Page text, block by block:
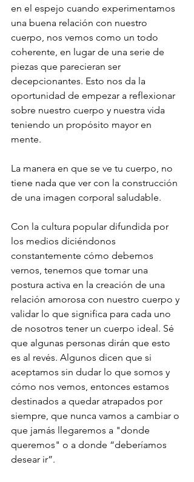
en el espejo cuando experimentamos
una buena relación con nuestro
cuerpo, nos vemos como un todo
coherente, en lugar de una serie de
piezas que parecieran ser
decepcionantes. Esto nos da la
oportunidad de empezar a reflexionar
sobre nuestro cuerpo y nuestra vida
teniendo un propósito mayor en
mente.
La manera en que se ve tu cuerpo, no
tiene nada que ver con la construcción
de una imagen corporal saludable.
Con la cultura popular difundida por
los medios diciéndonos
constantemente cómo debemos
vernos, tenemos que tomar una
postura activa en la creación de una
relación amorosa con nuestro cuerpo y
validar lo que significa para cada uno
de nosotros tener un cuerpo ideal. Sé
que algunas personas dirán que esto
es al revés. Algunos dicen que si
aceptamos sin dudar lo que somos y
cómo nos vemos, entonces estamos
destinados a quedar atrapados por
siempre, que nunca vamos a cambiar o
que jamás llegaremos a "donde
queremos" o a donde “deberíamos
desear ir”.